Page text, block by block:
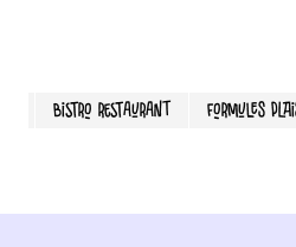
Bistro Restaurant Formules